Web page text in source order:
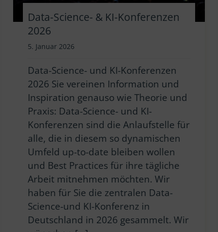
Data-Science- & KI-Konferenzen
2026
5. Januar 2026
Data-Science- und KI-Konferenzen
2026 Sie vereinen Information und
Inspiration genauso wie Theorie und
Praxis: Data-Science- und KI-
Konferenzen sind die Anlaufstelle für
alle, die in diesem so dynamischen
Umfeld up-to-date bleiben wollen
und Best Practices für ihre tägliche
Arbeit mitnehmen möchten. Wir
haben für Sie die zentralen Data-
Science-und KI-Konferenz in
Deutschland in 2026 gesammelt. Wir